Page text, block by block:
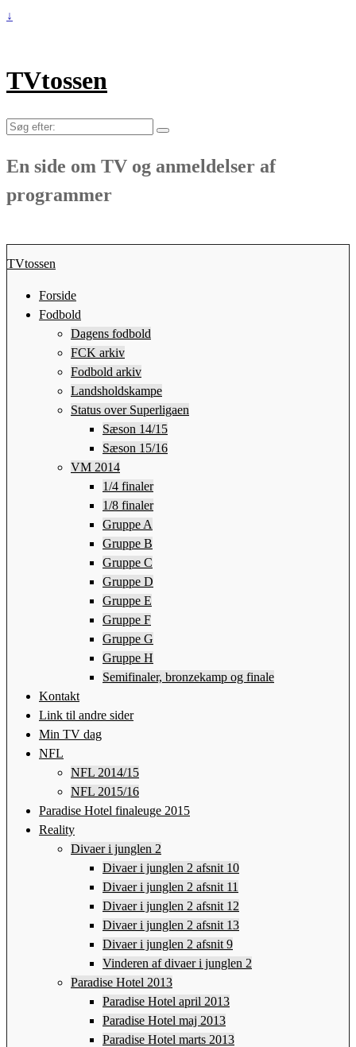
↓
TVtossen
Søg
En side om TV og anmeldelser af
programmer
TVtossen
Forside
Fodbold
Dagens fodbold
FCK arkiv
Fodbold arkiv
Landsholdskampe
Status over Superligaen
Sæson 14/15
Sæson 15/16
VM 2014
1/4 finaler
1/8 finaler
Gruppe A
Gruppe B
Gruppe C
Gruppe D
Gruppe E
Gruppe F
Gruppe G
Gruppe H
Semifinaler, bronzekamp og finale
Kontakt
Link til andre sider
Min TV dag
NFL
NFL 2014/15
NFL 2015/16
Paradise Hotel finaleuge 2015
Reality
Divaer i junglen 2
Divaer i junglen 2 afsnit 10
Divaer i junglen 2 afsnit 11
Divaer i junglen 2 afsnit 12
Divaer i junglen 2 afsnit 13
Divaer i junglen 2 afsnit 9
Vinderen af divaer i junglen 2
Paradise Hotel 2013
Paradise Hotel april 2013
Paradise Hotel maj 2013
Paradise Hotel marts 2013